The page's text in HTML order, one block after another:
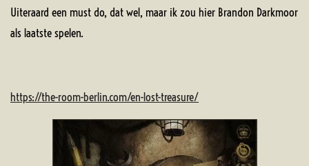
Uiteraard een must do, dat wel, maar ik zou hier Brandon Darkmoor
als laatste spelen.
https://the-room-berlin.com/en-lost-treasure/